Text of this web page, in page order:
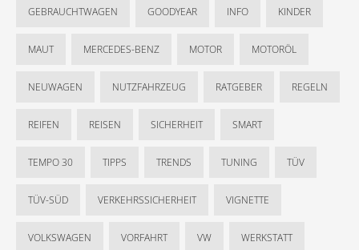
GEBRAUCHTWAGEN GOODYEAR INFO KINDER
MAUT MERCEDES-BENZ MOTOR MOTORÖL
NEUWAGEN NUTZFAHRZEUG RATGEBER REGELN
REIFEN REISEN SICHERHEIT SMART
TEMPO 30 TIPPS TRENDS TUNING TÜV
TÜV-SÜD VERKEHRSSICHERHEIT VIGNETTE
VOLKSWAGEN VORFAHRT VW WERKSTATT